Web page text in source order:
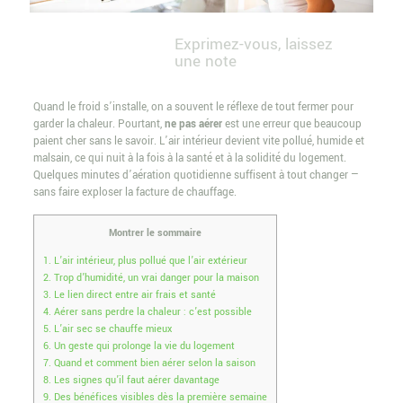
Exprimez-vous, laissez
une note
Quand le froid s’installe, on a souvent le réflexe de tout fermer pour
garder la chaleur. Pourtant,ne pas aérerest une erreur que beaucoup
paient cher sans le savoir. L’air intérieur devient vite pollué, humide et
malsain, ce qui nuit à la fois à la santé et à la solidité du logement.
Quelques minutes d’aération quotidienne suffisent à tout changer —
sans faire exploser la facture de chauffage.
Montrer le sommaire
1. L’air intérieur, plus pollué que l’air extérieur
2. Trop d’humidité, un vrai danger pour la maison
3. Le lien direct entre air frais et santé
4. Aérer sans perdre la chaleur : c’est possible
5. L’air sec se chauffe mieux
6. Un geste qui prolonge la vie du logement
7. Quand et comment bien aérer selon la saison
8. Les signes qu’il faut aérer davantage
9. Des bénéfices visibles dès la première semaine